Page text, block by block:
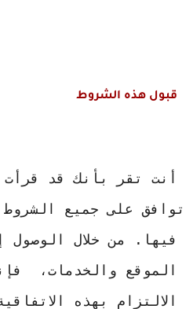
قبول هذه الشروط